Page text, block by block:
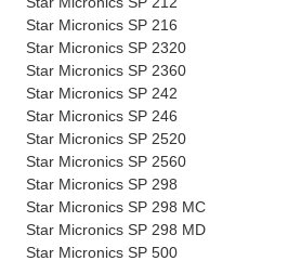
Star Micronics SP 216
Star Micronics SP 2320
Star Micronics SP 2360
Star Micronics SP 242
Star Micronics SP 246
Star Micronics SP 2520
Star Micronics SP 2560
Star Micronics SP 298
Star Micronics SP 298 MC
Star Micronics SP 298 MD
Star Micronics SP 500